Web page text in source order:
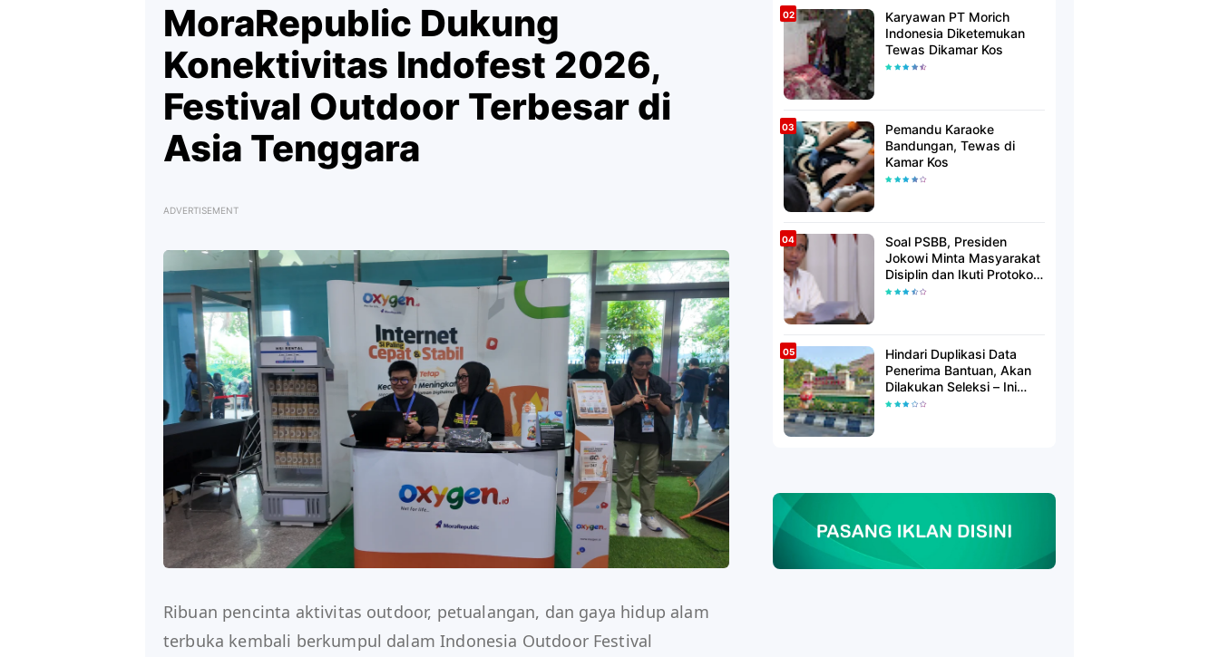
MoraRepublic Dukung
Konektivitas Indofest 2026,
Festival Outdoor Terbesar di
Asia Tenggara
ADVERTISEMENT
Ribuan pencinta aktivitas outdoor, petualangan, dan gaya hidup alam
terbuka kembali berkumpul dalam Indonesia Outdoor Festival
Karyawan PT Morich
Indonesia Diketemukan
Tewas Dikamar Kos
Pemandu Karaoke
Bandungan, Tewas di
Kamar Kos
Soal PSBB, Presiden
Jokowi Minta Masyarakat
Disiplin dan Ikuti Protokol
Kesehatan
Hindari Duplikasi Data
Penerima Bantuan, Akan
Dilakukan Seleksi – Ini
Penjelasanya